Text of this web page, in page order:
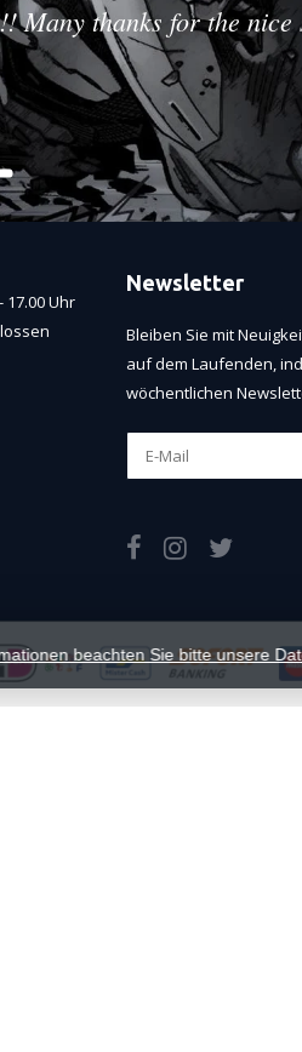
Many thanks for the
Uhr
Newsletter
Bleiben Sie mit
auf dem Laufenden,
wöchentlichen
beachten Sie bitte unsere